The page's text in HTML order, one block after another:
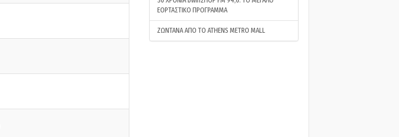
ΕΟΡΤΑΣΤΙΚΟ ΠΡΟΓΡΑΜΜΑ
ΖΩΝΤΑΝΑ ΑΠΟ ΤΟ ATHENS METRO MALL